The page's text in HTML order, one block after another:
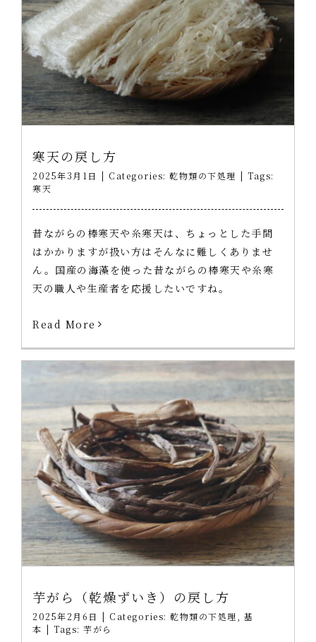
寒天の戻し方
2025年3月1日 | Categories: 乾物類の下処理 | Tags:
寒天
昔ながらの棒寒天や糸寒天は、ちょっとした手間
はかかりますが扱い方はそんなに難しくありませ
ん。国産の海藻を使った昔ながらの棒寒天や糸寒
天の職人や生産者を応援したいですね。
Read More
芋がら（乾燥ずいき）の戻し方
2025年2月6日 | Categories: 乾物類の下処理
基
本 | Tags: 芋がら